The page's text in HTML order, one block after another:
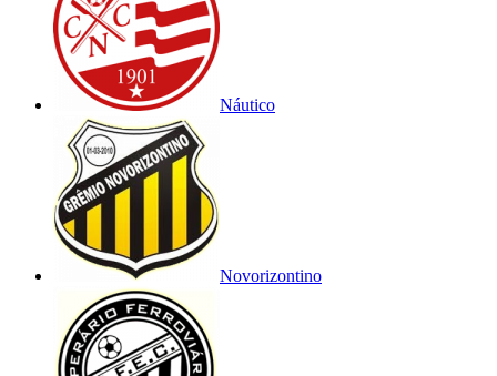
Náutico
Novorizontino